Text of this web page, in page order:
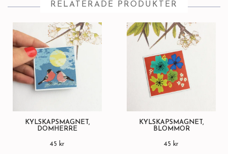
RELATERADE PRODUKTER
KYLSKÅPSMAGNET,
DOMHERRE
45 kr
KYLSKÅPSMAGNET,
BLOMMOR
45 kr